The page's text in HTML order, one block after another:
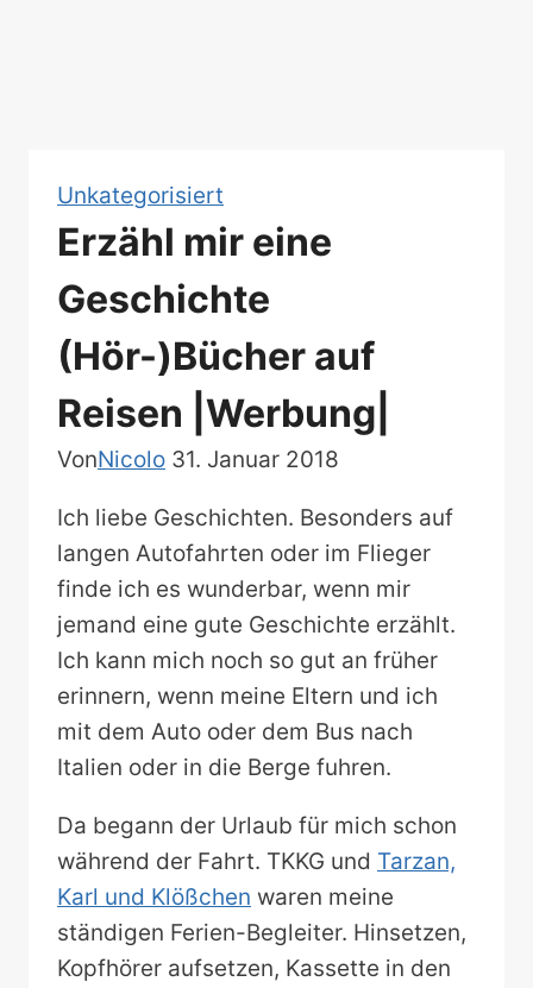
Unkategorisiert
Erzähl mir eine
Geschichte
(Hör-)Bücher auf
Reisen |Werbung|
VonNicolo 31. Januar 2018
Ich liebe Geschichten. Besonders auf
langen Autofahrten oder im Flieger
finde ich es wunderbar, wenn mir
jemand eine gute Geschichte erzählt.
Ich kann mich noch so gut an früher
erinnern, wenn meine Eltern und ich
mit dem Auto oder dem Bus nach
Italien oder in die Berge fuhren.
Da begann der Urlaub für mich schon
während der Fahrt. TKKG und Tarzan,
Karl und Klößchen waren meine
ständigen Ferien-Begleiter. Hinsetzen,
Kopfhörer aufsetzen, Kassette in den